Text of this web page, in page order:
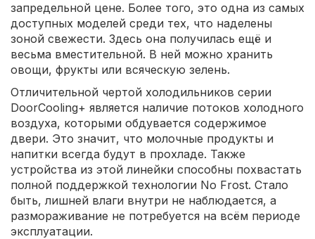
запредельной цене. Более того, это одна из самых
доступных моделей среди тех, что наделены
зоной свежести. Здесь она получилась ещё и
весьма вместительной. В ней можно хранить
овощи, фрукты или всяческую зелень.
Отличительной чертой холодильников серии
DoorCooling+ является наличие потоков холодного
воздуха, которыми обдувается содержимое
двери. Это значит, что молочные продукты и
напитки всегда будут в прохладе. Также
устройства из этой линейки способны похвастать
полной поддержкой технологии No Frost. Стало
быть, лишней влаги внутри не наблюдается, а
размораживание не потребуется на всём периоде
эксплуатации.